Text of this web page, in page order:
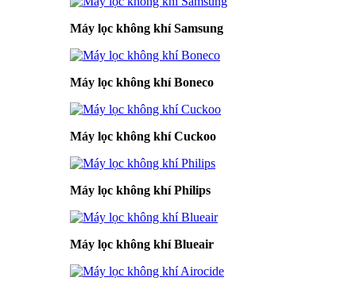
Máy lọc không khí Samsung
Máy lọc không khí Boneco
Máy lọc không khí Cuckoo
Máy lọc không khí Philips
Máy lọc không khí Blueair